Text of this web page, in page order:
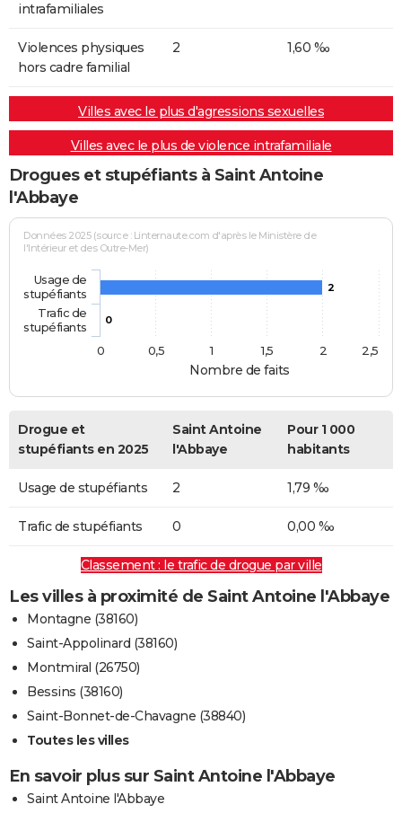
intrafamiliales
Violences physiques
hors cadre familial
2 1,60 ‰
Villes avec le plus d'agressions sexuelles
Villes avec le plus de violence intrafamiliale
Drogues et stupéfiants à Saint Antoine
l'Abbaye
Nombre de faits
Données 2025 (source : Linternaute.com d'après le Ministère de
l'Intérieur et des Outre-Mer)
2
0
Usage de
stupéfiants
Trafic de
stupéfiants
0
0,5 1 1,5 2 2,5
Drogue et
stupéfiants en 2025
Saint Antoine
l'Abbaye
Pour 1 000
habitants
Usage de stupéfiants 2 1,79 ‰
Trafic de stupéfiants 0 0,00 ‰
Classement : le trafic de drogue par ville
Les villes à proximité de Saint Antoine l'Abbaye
Montagne (38160)
Saint-Appolinard (38160)
Montmiral (26750)
Bessins (38160)
Saint-Bonnet-de-Chavagne (38840)
Toutes les villes
En savoir plus sur Saint Antoine l'Abbaye
Saint Antoine l'Abbaye